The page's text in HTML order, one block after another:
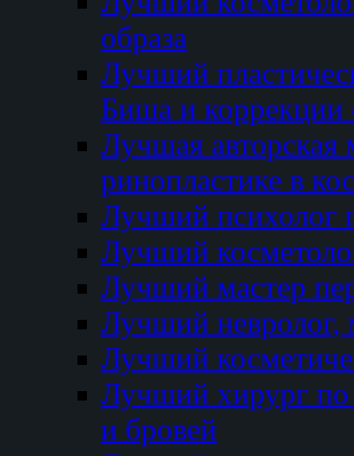
образа
Лучший
Биша и коррекции
Лучшая авторская
ринопластике в
Лучший психолог
Лучший
Лучший мастер
Лучший невролог,
Лучший
Лучший хирург по
и бровей